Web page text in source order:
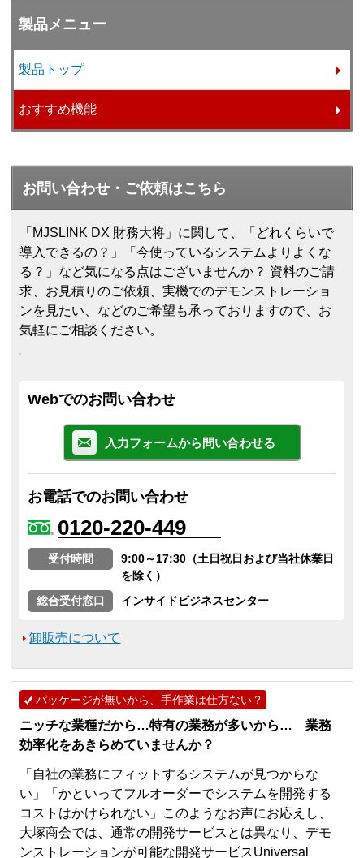
製品メニュー
製品トップ
おすすめ機能
お問い合わせ・ご依頼はこちら
「MJSLINK DX 財務大将」に関して、「どれくらいで
導入できるの？」「今使っているシステムよりよくな
る？」など気になる点はございませんか？ 資料のご請
求、お見積りのご依頼、実機でのデモンストレーショ
ンを見たい、などのご希望も承っておりますので、お
気軽にご相談ください。
Webでのお問い合わせ
入力フォームから問い合わせる
お電話でのお問い合わせ
0120-220-449
受付時間
9:00～17:30（土日祝日および当社休業日
を除く）
総合受付窓口
インサイドビジネスセンター
卸販売について
パッケージが無いから、手作業は仕方ない？
ニッチな業種だから…特有の業務が多いから… 業務
効率化をあきらめていませんか？
「自社の業務にフィットするシステムが見つからな
い」「かといってフルオーダーでシステムを開発する
コストはかけられない」このようなお声にお応えし、
大塚商会では、通常の開発サービスとは異なり、デモ
ンストレーションが可能な開発サービスUniversal